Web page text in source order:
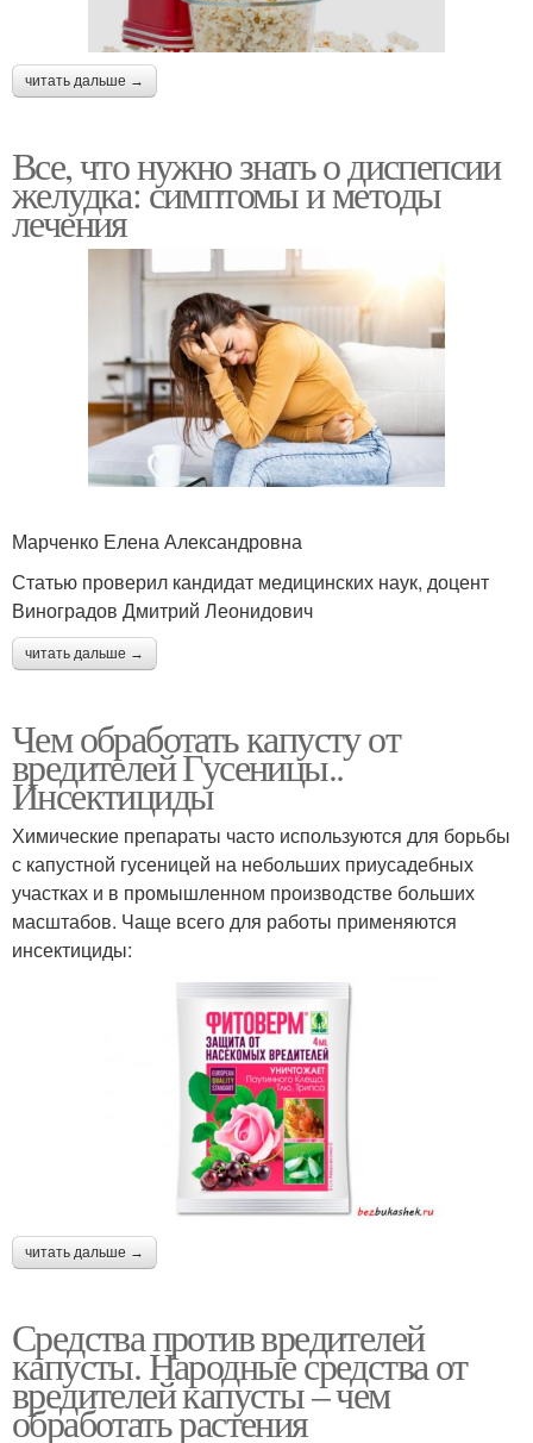
читать дальше →
Все, что нужно знать о диспепсии
желудка: симптомы и методы
лечения
Марченко Елена Александровна
Статью проверил кандидат медицинских наук, доцент
Виноградов Дмитрий Леонидович
читать дальше →
Чем обработать капусту от
вредителей Гусеницы..
Инсектициды
Химические препараты часто используются для борьбы
с капустной гусеницей на небольших приусадебных
участках и в промышленном производстве больших
масштабов. Чаще всего для работы применяются
инсектициды:
читать дальше →
Средства против вредителей
капусты. Народные средства от
вредителей капусты – чем
обработать растения